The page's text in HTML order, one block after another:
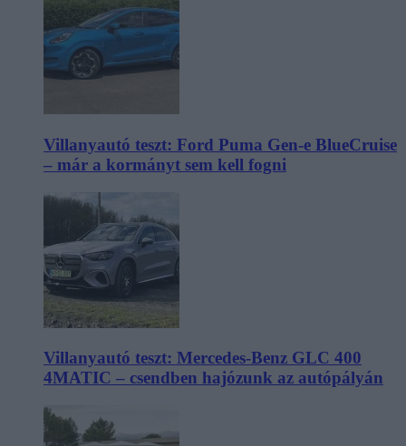
Villanyautó teszt: Ford Puma Gen-e BlueCruise
– már a kormányt sem kell fogni
Villanyautó teszt: Mercedes-Benz GLC 400
4MATIC – csendben hajózunk az autópályán